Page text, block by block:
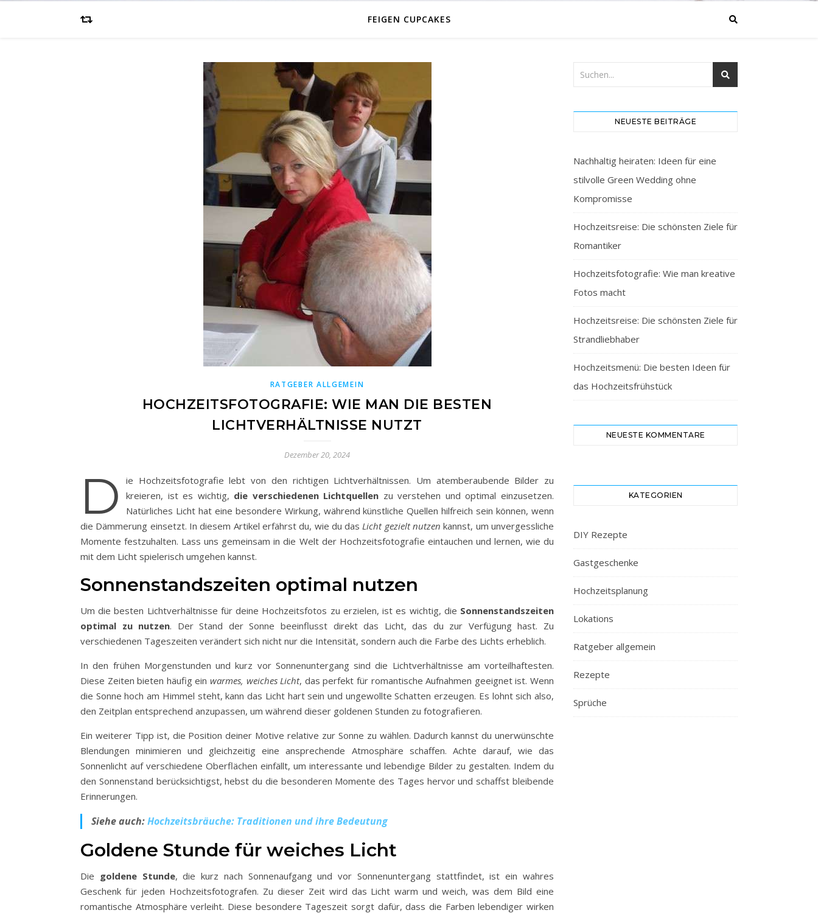
FEIGEN CUPCAKES
RATGEBER ALLGEMEIN
HOCHZEITSFOTOGRAFIE: WIE MAN DIE BESTEN
LICHTVERHÄLTNISSE NUTZT
Dezember 20, 2024
D
ie Hochzeitsfotografie lebt von den richtigen Lichtverhältnissen. Um atemberaubende Bilder zu
kreieren, ist es wichtig, die verschiedenen Lichtquellen zu verstehen und optimal einzusetzen.
Natürliches Licht hat eine besondere Wirkung, während künstliche Quellen hilfreich sein können, wenn
die Dämmerung einsetzt. In diesem Artikel erfährst du, wie du dasLicht gezielt nutzen kannst, um unvergessliche
Momente festzuhalten. Lass uns gemeinsam in die Welt der Hochzeitsfotografie eintauchen und lernen, wie du
mit dem Licht spielerisch umgehen kannst.
Sonnenstandszeiten optimal nutzen
Um die besten Lichtverhältnisse für deine Hochzeitsfotos zu erzielen, ist es wichtig, die Sonnenstandszeiten
optimal zu nutzen. Der Stand der Sonne beeinflusst direkt das Licht, das du zur Verfügung hast. Zu
verschiedenen Tageszeiten verändert sich nicht nur die Intensität, sondern auch die Farbe des Lichts erheblich.
In den frühen Morgenstunden und kurz vor Sonnenuntergang sind die Lichtverhältnisse am vorteilhaftesten.
Diese Zeiten bieten häufig ein warmes, weiches Licht, das perfekt für romantische Aufnahmen geeignet ist. Wenn
die Sonne hoch am Himmel steht, kann das Licht hart sein und ungewollte Schatten erzeugen. Es lohnt sich also,
den Zeitplan entsprechend anzupassen, um während dieser goldenen Stunden zu fotografieren.
Ein weiterer Tipp ist, die Position deiner Motive relative zur Sonne zu wählen. Dadurch kannst du unerwünschte
Blendungen minimieren und gleichzeitig eine ansprechende Atmosphäre schaffen. Achte darauf, wie das
Sonnenlicht auf verschiedene Oberflächen einfällt, um interessante und lebendige Bilder zu gestalten. Indem du
den Sonnenstand berücksichtigst, hebst du die besonderen Momente des Tages hervor und schaffst bleibende
Erinnerungen.
Siehe auch:Hochzeitsbräuche: Traditionen und ihre Bedeutung
Goldene Stunde für weiches Licht
Die goldene Stunde, die kurz nach Sonnenaufgang und vor Sonnenuntergang stattfindet, ist ein wahres
Geschenk für jeden Hochzeitsfotografen. Zu dieser Zeit wird das Licht warm und weich, was dem Bild eine
romantische Atmosphäre verleiht. Diese besondere Tageszeit sorgt dafür, dass die Farben lebendiger wirken
NEUESTE BEITRÄGE
Nachhaltig heiraten: Ideen für eine
stilvolle Green Wedding ohne
Kompromisse
Hochzeitsreise: Die schönsten Ziele für
Romantiker
Hochzeitsfotografie: Wie man kreative
Fotos macht
Hochzeitsreise: Die schönsten Ziele für
Strandliebhaber
Hochzeitsmenü: Die besten Ideen für
das Hochzeitsfrühstück
NEUESTE KOMMENTARE
KATEGORIEN
DIY Rezepte
Gastgeschenke
Hochzeitsplanung
Lokations
Ratgeber allgemein
Rezepte
Sprüche